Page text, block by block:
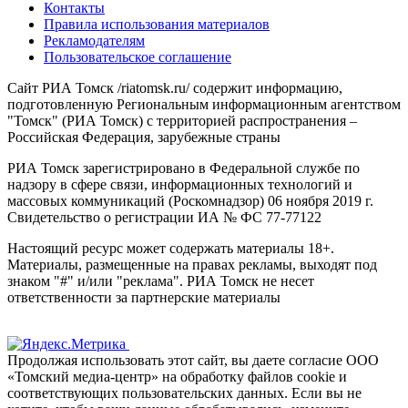
Контакты
Правила использования материалов
Рекламодателям
Пользовательское соглашение
Сайт РИА Томск /riatomsk.ru/ содержит информацию,
подготовленную Региональным информационным агентством
"Томск" (РИА Томск) с территорией распространения –
Российская Федерация, зарубежные страны
РИА Томск зарегистрировано в Федеральной службе по
надзору в сфере связи, информационных технологий и
массовых коммуникаций (Роскомнадзор) 06 ноября 2019 г.
Свидетельство о регистрации ИА № ФС 77-77122
Настоящий ресурс может содержать материалы 18+.
Материалы, размещенные на правах рекламы, выходят под
знаком "#" и/или "реклама". РИА Томск не несет
ответственности за партнерские материалы
Продолжая использовать этот сайт, вы даете согласие ООО
«Томский медиа-центр» на обработку файлов cookie и
соответствующих пользовательских данных. Если вы не